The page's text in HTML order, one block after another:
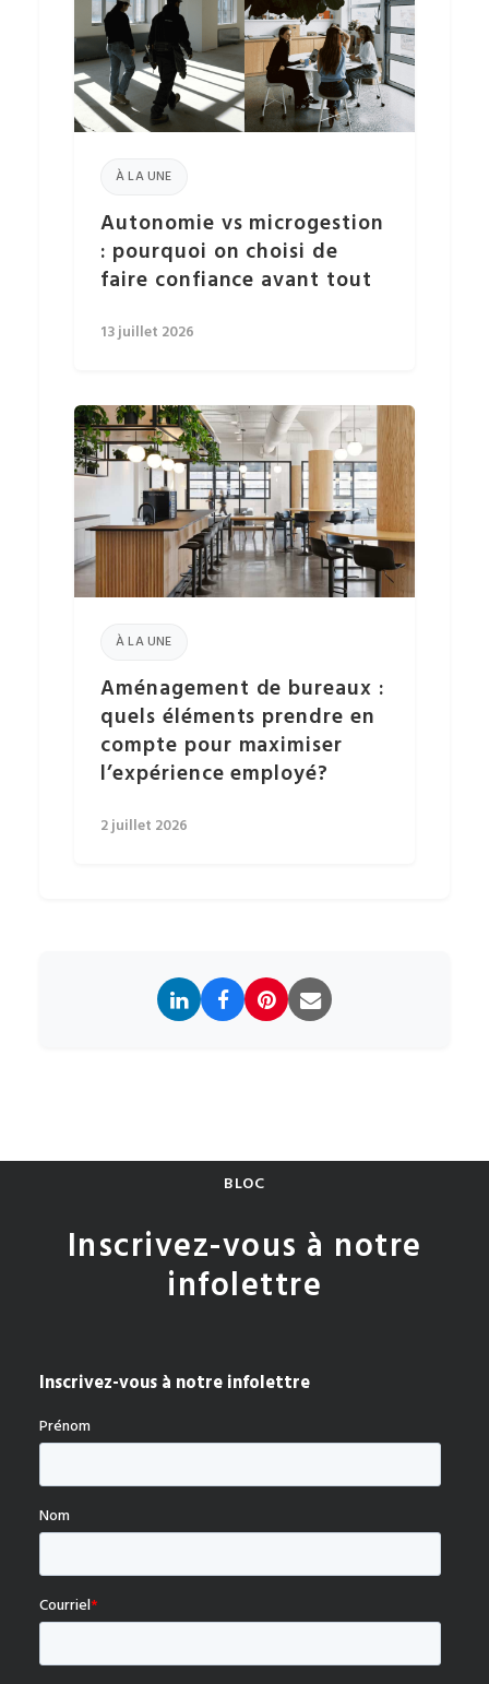
À LA UNE
Autonomie vs microgestion
: pourquoi on choisi de
faire confiance avant tout
13 juillet 2026
À LA UNE
Aménagement de bureaux :
quels éléments prendre en
compte pour maximiser
l’expérience employé?
2 juillet 2026
BLOC
Inscrivez-vous à notre
infolettre